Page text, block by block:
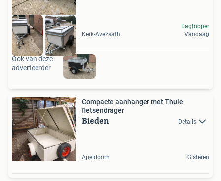
Kerk-Avezaath
Dagtopper
Vandaag
Ook van deze
adverteerder
Compacte aanhanger met Thule
fietsendrager
Bieden Details
Apeldoorn Gisteren